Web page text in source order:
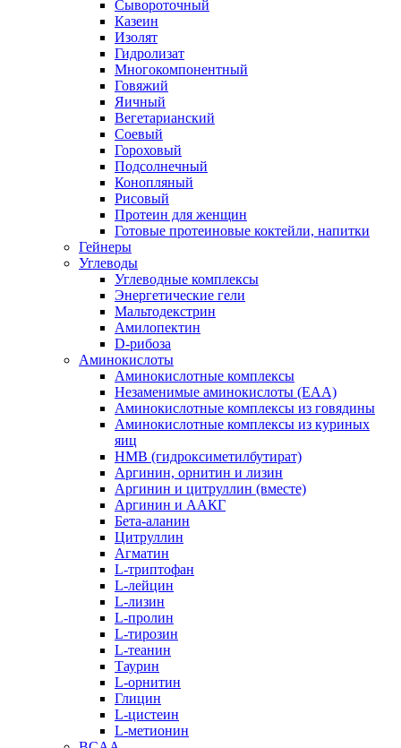
Сывороточный
Казеин
Изолят
Гидролизат
Многокомпонентный
Говяжий
Яичный
Вегетарианский
Соевый
Гороховый
Подсолнечный
Конопляный
Рисовый
Протеин для женщин
Готовые протеиновые коктейли, напитки
Гейнеры
Углеводы
Углеводные комплексы
Энергетические гели
Мальтодекстрин
Амилопектин
D-рибоза
Аминокислоты
Аминокислотные комплексы
Незаменимые аминокислоты (EAA)
Аминокислотные комплексы из говядины
Аминокислотные комплексы из куриных
яиц
HMB (гидроксиметилбутират)
Аргинин, орнитин и лизин
Аргинин и цитруллин (вместе)
Аргинин и ААКГ
Бета-аланин
Цитруллин
Агматин
L-триптофан
L-лейцин
L-лизин
L-пролин
L-тирозин
L-теанин
Таурин
L-орнитин
Глицин
L-цистеин
L-метионин